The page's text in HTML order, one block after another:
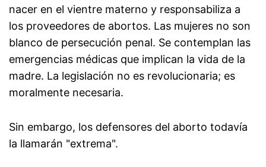
nacer en el vientre materno y responsabiliza a
los proveedores de abortos. Las mujeres no son
blanco de persecución penal. Se contemplan las
emergencias médicas que implican la vida de la
madre. La legislación no es revolucionaria; es
moralmente necesaria.
Sin embargo, los defensores del aborto todavía
la llamarán "extrema".